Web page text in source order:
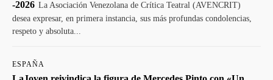
-2026 La Asociación Venezolana de Crítica Teatral (AVENCRIT)
desea expresar, en primera instancia, sus más profundas condolencias,
respeto y absoluta...
ESPAÑA